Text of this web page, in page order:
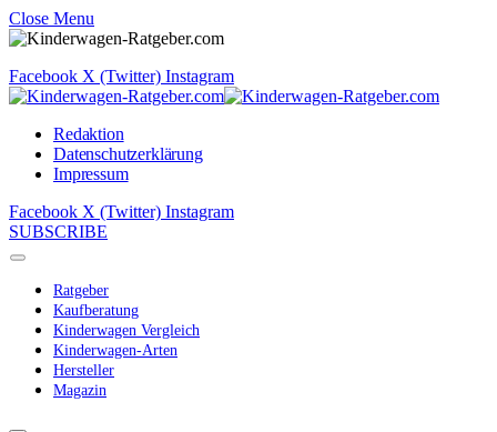
Close Menu
Facebook X (Twitter) Instagram
Redaktion
Datenschutzerklärung
Impressum
Facebook X (Twitter) Instagram
SUBSCRIBE
Ratgeber
Kaufberatung
Kinderwagen Vergleich
Kinderwagen-Arten
Hersteller
Magazin